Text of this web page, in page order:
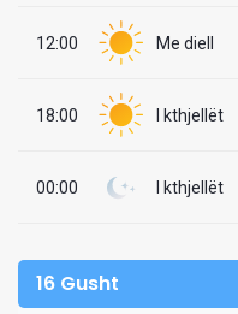
12:00 Me diell
18:00 I kthjellët
00:00 I kthjellët
16 Gusht